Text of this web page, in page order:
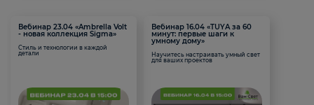
Вебинар 23.04 «Ambrella Volt
- новая коллекция Sigma»
Стиль и технологии в каждой
детали
Вебинар 16.04 «TUYA за 60
минут: первые шаги к
умному дому»
Научитесь настраивать умный свет
для ваших проектов